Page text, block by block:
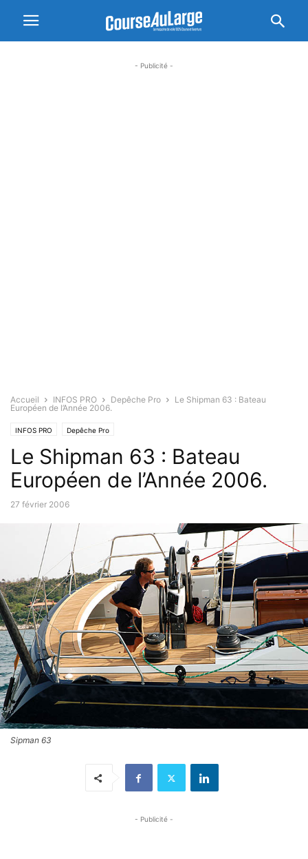
- Publicité -
Accueil INFOS PRO Depêche Pro
Le Shipman 63 : Bateau
Européen de l’Année 2006.
INFOS PRO Depêche Pro
Le Shipman 63 : Bateau
Européen de l’Année 2006.
27 février 2006
Sipman 63
- Publicité -